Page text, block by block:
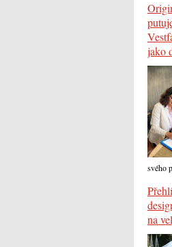
jako
svého
na